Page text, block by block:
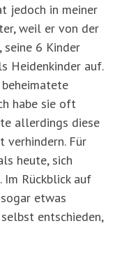
jedoch in meiner
weil er von der
6 Kinder
Heidenkinder auf.
habe sie oft
allerdings diese
verhindern. Für
heute, sich
Im Rückblick auf
etwas
entschieden,